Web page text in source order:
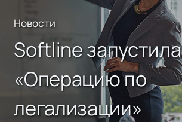
Новости
Softline запустила
«Операцию по
легализации»